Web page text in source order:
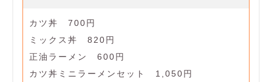
カツ丼 700円
ミックス丼 820円
正油ラーメン 600円
カツ丼ミニラーメンセット 1,050円